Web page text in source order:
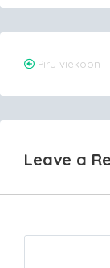
Post
Piru vieköön
Leave a